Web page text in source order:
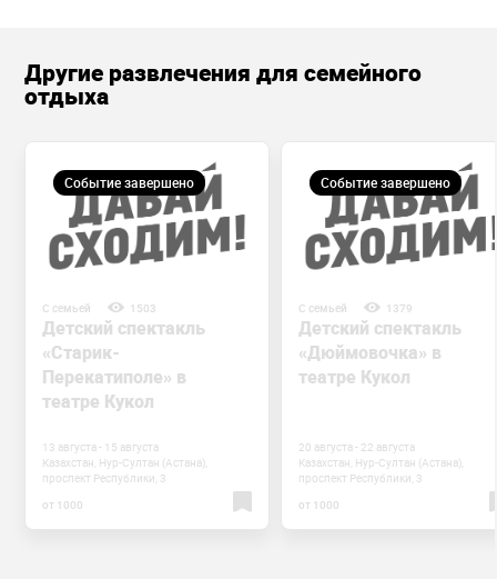
Другие развлечения для семейного
отдыха
Событие завершено
С семьей 1503
Детский спектакль
«Старик-
Перекатиполе» в
театре Кукол
13 августа - 15 августа
Казахстан, Нур-Султан (Астана),
проспект Республики, 3
от 1000
Событие завершено
С семьей 1379
Детский спектакль
«Дюймовочка» в
театре Кукол
20 августа - 22 августа
Казахстан, Нур-Султан (Астана),
проспект Республики, 3
от 1000